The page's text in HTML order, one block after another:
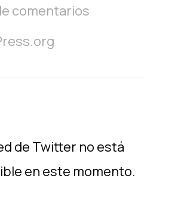
comentarios
de Twitter no está
en este momento.